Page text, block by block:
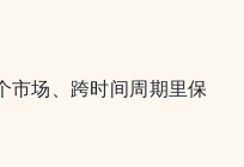
市场、跨时间周期里保